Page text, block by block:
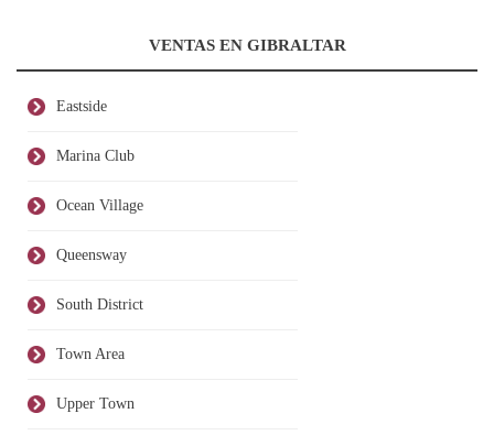
VENTAS EN GIBRALTAR
Eastside
Marina Club
Ocean Village
Queensway
South District
Town Area
Upper Town